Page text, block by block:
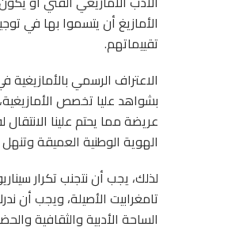
الأمازيغ أن يتسموا بها في
تقييماتهم.
الاعتراف الرسمي بالأمازيغية
بشواهد عليا تخصص
عريضة مما يحتم علينا
الهوية الوطنية العميقة
لذلك، يجب أن نتجنب تكرار
تامغرابيت الأصيلة، ويجب
الساحة الأدبية والثقافية